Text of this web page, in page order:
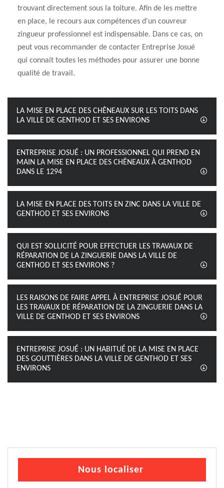
trouvant directement sous la toiture. Afin de les mettre
en place, le recours aux compétences d'un couvreur
zingueur professionnel est indispensable. Dans ce cas, on
peut vous recommander de contacter Entreprise Josué
qui connait toutes les méthodes pour assurer une bonne
qualité de travail.
LA MISE EN PLACE DES CHÊNEAUX SUR LES TOITS DANS
LA VILLE DE GENTHOD ET SES ENVIRONS
ENTREPRISE JOSUÉ : UN PROFESSIONNEL QUI PREND EN
MAIN LA MISE EN PLACE DES CHÊNEAUX À GENTHOD
DANS LE 1294
LA MISE EN PLACE DES TOITS EN ZINC DANS LA VILLE DE
GENTHOD ET SES ENVIRONS
QUI EST SOLLICITÉ POUR EFFECTUER LES TRAVAUX DE
RÉPARATION DE LA ZINGUERIE DANS LA VILLE DE
GENTHOD ET SES ENVIRONS ?
LES RAISONS DE FAIRE APPEL À ENTREPRISE JOSUÉ POUR
LES TRAVAUX DE RÉPARATION DE LA ZINGUERIE DANS LA
VILLE DE GENTHOD ET SES ENVIRONS
ENTREPRISE JOSUÉ : UN HABITUÉ DE LA MISE EN PLACE
DES GOUTTIÈRES DANS LA VILLE DE GENTHOD ET SES
ENVIRONS
Nous localiser